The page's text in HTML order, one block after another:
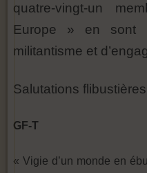
quatre-vingt-un
Europe » en sont
militantisme et
Salutations
GF-T
« Vigie d’un monde en